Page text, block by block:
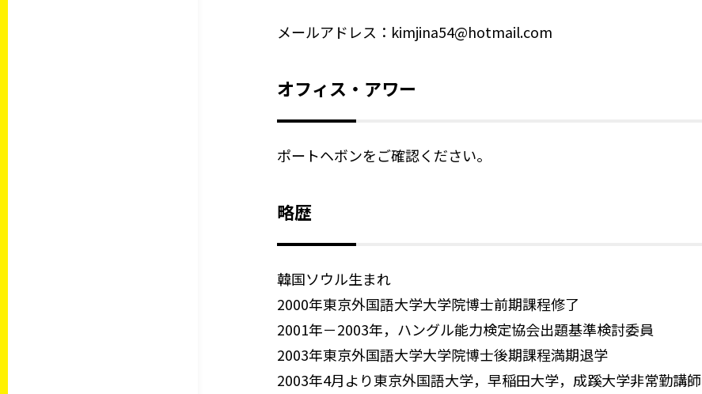
メールアドレス：kimjina54@hotmail.com
オフィス・アワー
ポートヘボンをご確認ください。
略歴
韓国ソウル生まれ
2000年東京外国語大学大学院博士前期課程修了
2001年－2003年，ハングル能力検定協会出題基準検討委員
2003年東京外国語大学大学院博士後期課程満期退学
2003年4月より東京外国語大学，早稲田大学，成蹊大学非常勤講師